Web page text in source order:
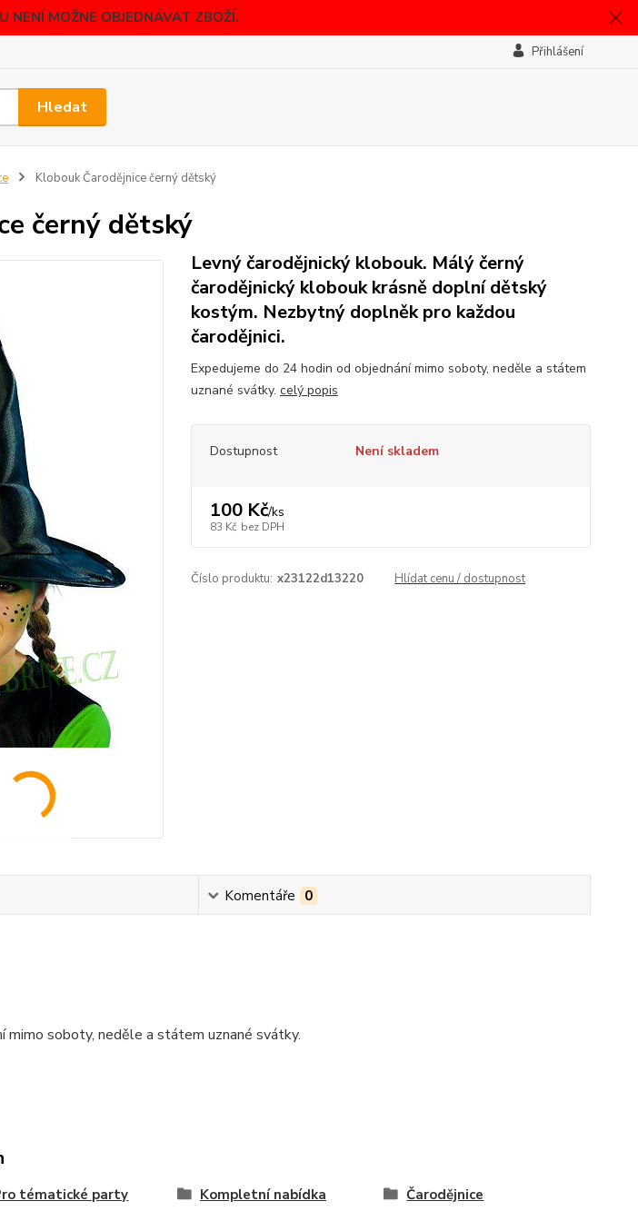
NENÍ MOŽNÉ OBJEDNÁVAT ZBOŽÍ.
Přihlášení
Hledat
Klobouk Čarodějnice černý dětský
černý dětský
Levný čarodějnický klobouk. Málý černý
čarodějnický klobouk krásně doplní dětský
kostým. Nezbytný doplněk pro každou
čarodějnici.
Expedujeme do 24 hodin od objednání mimo soboty, neděle a státem
uznané svátky. celý popis
Dostupnost Není skladem
100 Kč/ks
83 Kč bez DPH
Číslo produktu: x23122d13220 Hlídat cenu / dostupnost
Komentáře 0
mimo soboty, neděle a státem uznané svátky.
tématické party Kompletní nabídka
Čarodějnice